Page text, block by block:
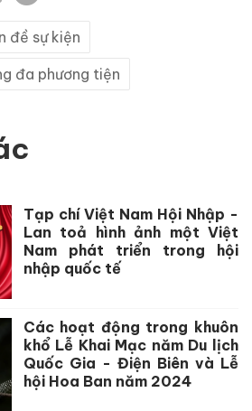
đề sự kiện
đa phương tiện
Tạp chí Việt Nam Hội Nhập -
Lan toả hình ảnh một Việt
Nam phát triển trong hội
nhập quốc tế
Các hoạt động trong khuôn
khổ Lễ Khai Mạc năm Du lịch
Quốc Gia - Điện Biên và Lễ
hội Hoa Ban năm 2024